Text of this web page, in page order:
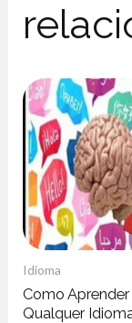
Idioma
Como Aprender
Qualquer